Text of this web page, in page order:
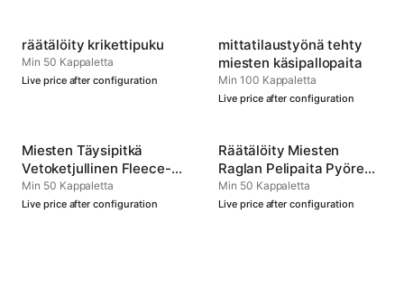
räätälöity krikettipuku
Min 50 Kappaletta
Live price after configuration
mittatilaustyönä tehty
miesten käsipallopaita
Min 100 Kappaletta
Live price after configuration
Miesten Täysipitkä
Vetoketjullinen Fleece-
Huppari
Min 50 Kappaletta
Live price after configuration
Räätälöity Miesten
Raglan Pelipaita Pyöreä
Kaula Type 4
Min 50 Kappaletta
Live price after configuration